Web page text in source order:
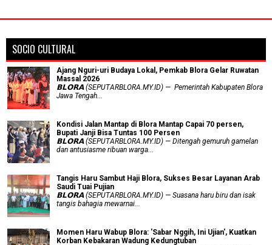
SOCIO CULTURAL
Ajang Nguri-uri Budaya Lokal, Pemkab Blora Gelar Ruwatan
Massal 2026
𝗕𝗟𝗢𝗥𝗔 (SEPUTARBLORA.MY.ID) — Pemerintah Kabupaten Blora
Jawa Tengah...
Kondisi Jalan Mantap di Blora Mantap Capai 70 persen,
Bupati Janji Bisa Tuntas 100 Persen
𝗕𝗟𝗢𝗥𝗔 (SEPUTARBLORA.MY.ID) — Ditengah gemuruh gamelan
dan antusiasme ribuan warga...
Tangis Haru Sambut Haji Blora, Sukses Besar Layanan Arab
Saudi Tuai Pujian
𝗕𝗟𝗢𝗥𝗔 (SEPUTARBLORA.MY.ID) — Suasana haru biru dan isak
tangis bahagia mewarnai...
Momen Haru Wabup Blora: ​'Sabar Nggih, Ini Ujian', Kuatkan
Korban Kebakaran Wadung Kedungtuban